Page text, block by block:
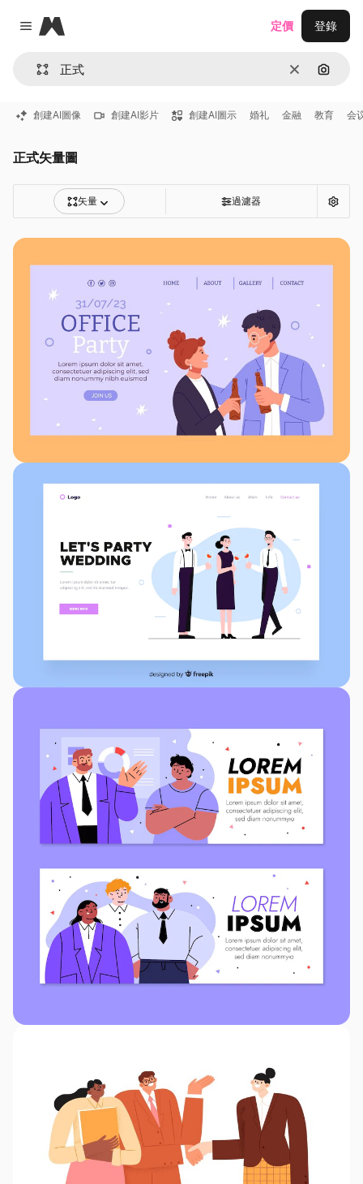
Close menu
Magnific
清除 通過圖
定價 登錄
創建AI圖像 創建AI影片 創建AI圖示 婚礼 金融 教育 会
正式矢量圖
矢量 過濾器